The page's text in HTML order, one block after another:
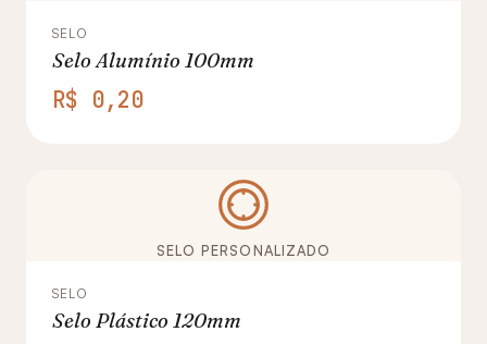
SELO
Selo Alumínio 100mm
R$ 0,20
SELO PERSONALIZADO
SELO
Selo Plástico 120mm